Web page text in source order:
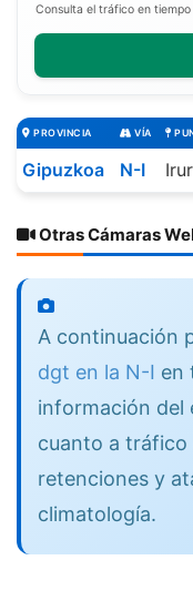
Consulta el tráfico en
PROVINCIA VÍA
Gipuzkoa N-I
Otras Cámaras
A continuación
dgt en la N-I en
información del
cuanto a tráfico
retenciones y
climatología.